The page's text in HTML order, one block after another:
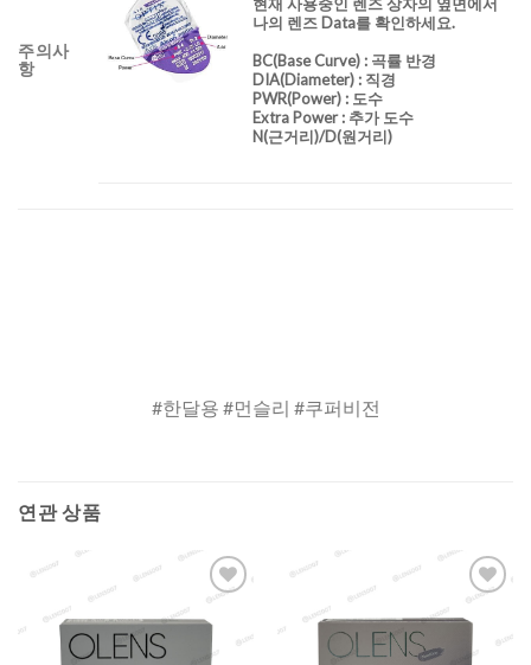
주의사
항
나의 렌즈 Data를 확인하세요.
BC(Base Curve): 곡률 반경
DIA(Diameter) : 직경
PWR(Power) : 도수
Extra Power : 추가 도수
N(근거리)/D(원거리)
#한달용 #먼슬리 #쿠퍼비전
연관 상품
Wishlist
Wishlist